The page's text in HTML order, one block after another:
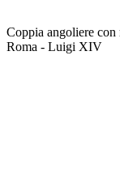
Coppia angoliere
Roma - Luigi XIV